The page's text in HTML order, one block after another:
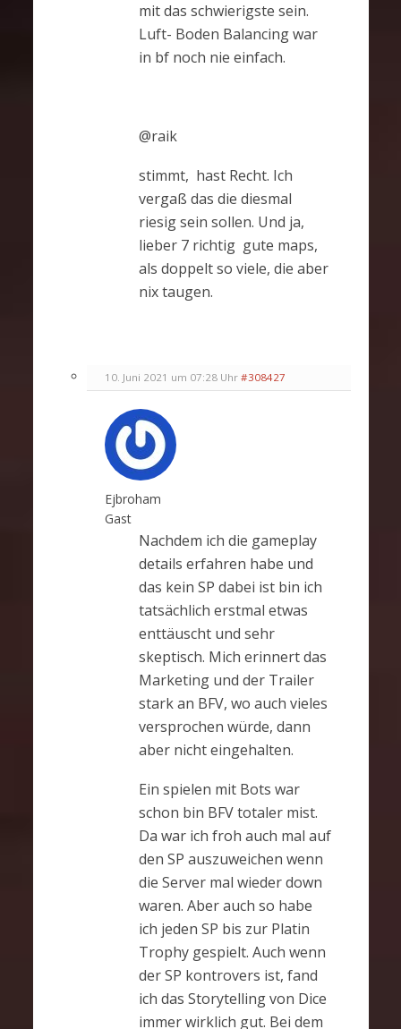
mit das schwierigste sein.
Luft- Boden Balancing war
in bf noch nie einfach.
@raik
stimmt, hast Recht. Ich
vergaß das die diesmal
riesig sein sollen. Und ja,
lieber 7 richtig gute maps,
als doppelt so viele, die aber
nix taugen.
10. Juni 2021 um 07:28 Uhr #308427
Ejbroham
Gast
Nachdem ich die gameplay
details erfahren habe und
das kein SP dabei ist bin ich
tatsächlich erstmal etwas
enttäuscht und sehr
skeptisch. Mich erinnert das
Marketing und der Trailer
stark an BFV, wo auch vieles
versprochen würde, dann
aber nicht eingehalten.
Ein spielen mit Bots war
schon bin BFV totaler mist.
Da war ich froh auch mal auf
den SP auszuweichen wenn
die Server mal wieder down
waren. Aber auch so habe
ich jeden SP bis zur Platin
Trophy gespielt. Auch wenn
der SP kontrovers ist, fand
ich das Storytelling von Dice
immer wirklich gut. Bei dem